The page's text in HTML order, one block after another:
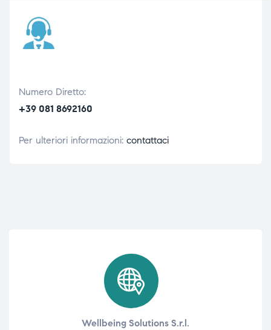
Numero Diretto:
+39 081 8692160
Per ulteriori informazioni: contattaci
Wellbeing Solutions S.r.l.